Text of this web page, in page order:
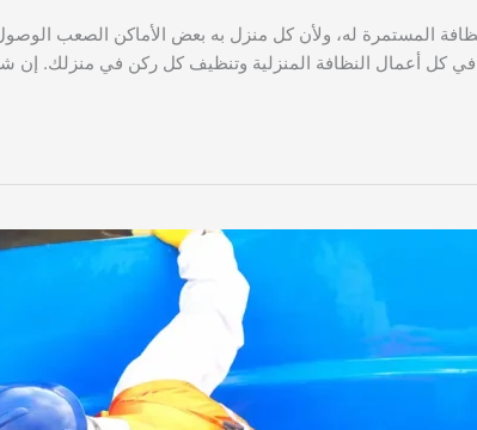
المستمرة له، ولأن كل منزل به بعض الأماكن الصعب
في كل أعمال النظافة المنزلية وتنظيف كل ركن في منزلك.